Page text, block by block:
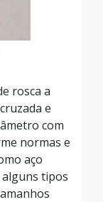
rosca a
e
com
normas e
aço
alguns tipos